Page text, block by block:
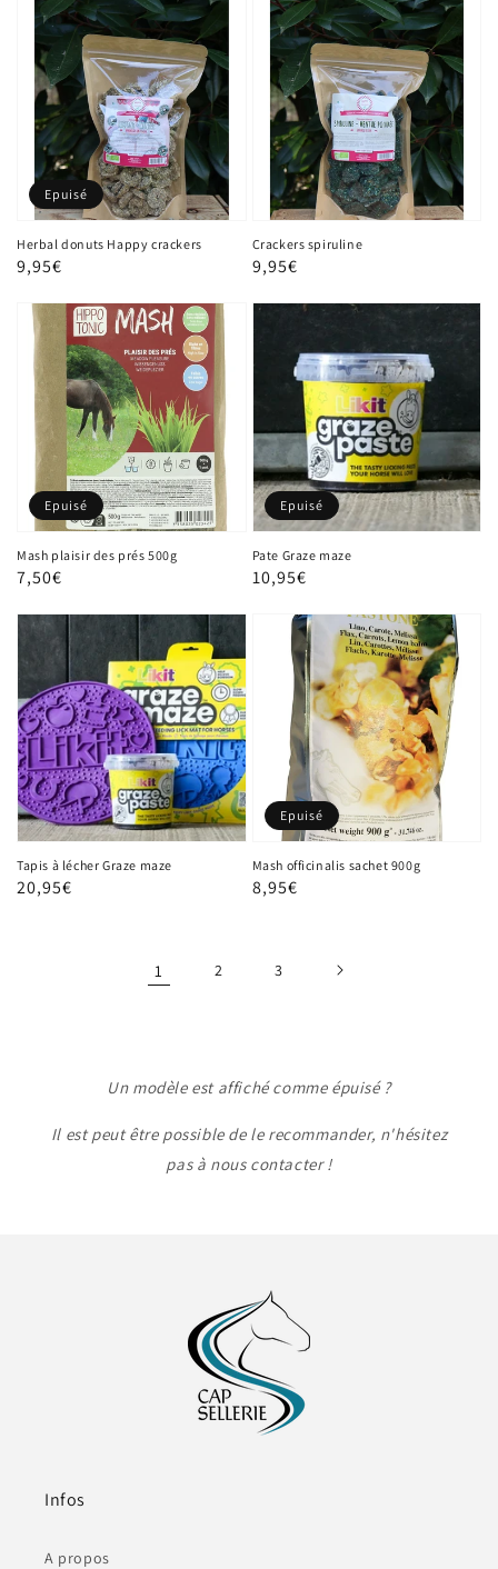
Herbal donuts Happy crackers
Prix
9,95€
Epuisé
Crackers spiruline
Prix
9,95€
Mash plaisir des prés 500g
Prix
7,50€
Epuisé
Pate Graze maze
Prix
10,95€
Epuisé
Tapis à lécher Graze maze
Prix
20,95€
Mash officinalis sachet 900g
Prix
8,95€
Epuisé
1 2 3
Un modèle est affiché comme épuisé ?
Il est peut être possible de le recommander, n'hésitez
pas à nous contacter !
Infos
A propos